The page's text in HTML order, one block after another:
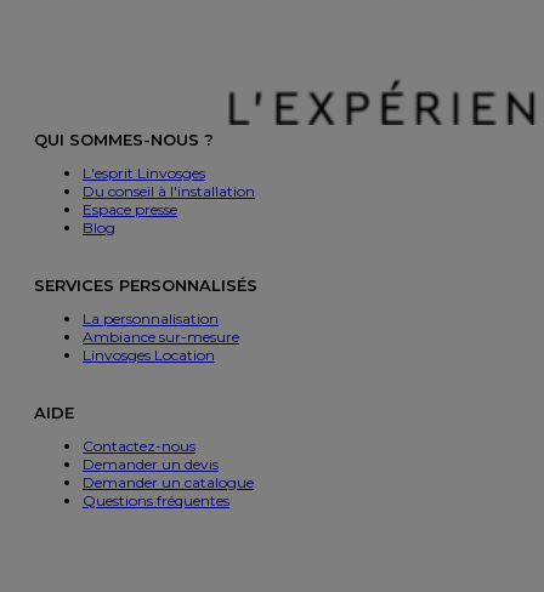
QUI SOMMES-NOUS ?
L'esprit Linvosges
Du conseil à l'installation
Espace presse
Blog
SERVICES PERSONNALISÉS
La personnalisation
Ambiance sur-mesure
Linvosges Location
AIDE
Contactez-nous
Demander un devis
Demander un catalogue
Questions fréquentes